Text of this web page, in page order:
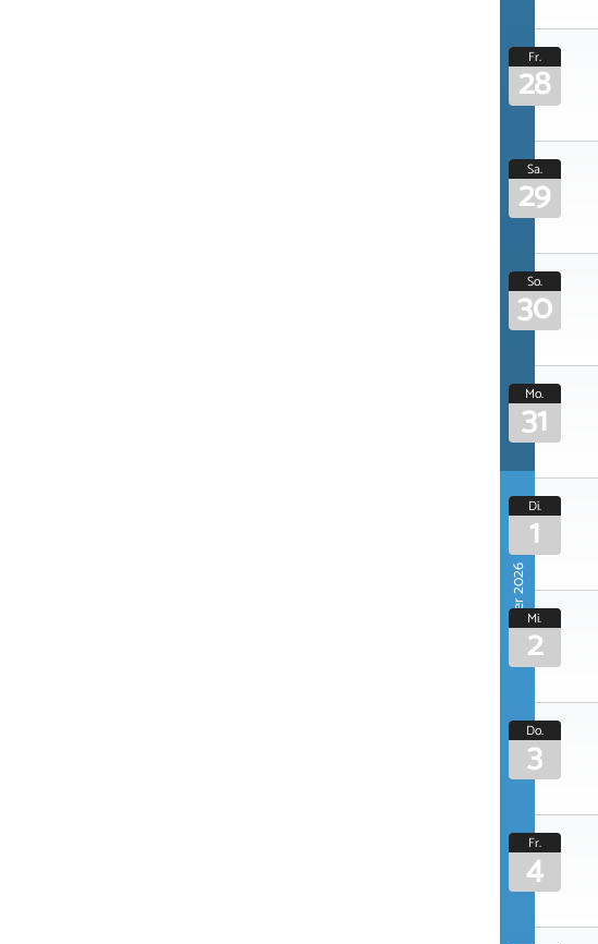
Fr.
28
Sa.
29
So.
30
Mo.
31
September 2026
Di.
1
Mi.
2
Do.
3
Fr.
4